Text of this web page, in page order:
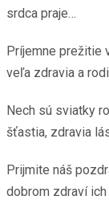
srdca praje…
Príjemne prežitie
veľa zdravia a
Nech sú sviatky
šťastia, zdravia
Prijmite náš
dobrom zdraví